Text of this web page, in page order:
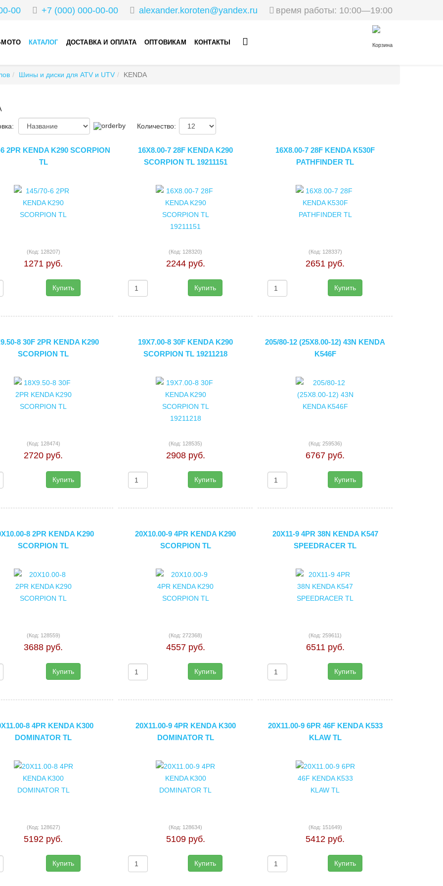
00 +7 (000) 000-00-00 alexander.koroten@yandex.ru время работы: 10:00—19:00
МОТО КАТАЛОГ ДОСТАВКА И ОПЛАТА ОПТОВИКАМ КОНТАКТЫ Корзина
Шины и диски для ATV и UTV KENDA
Количество:
2PR KENDA K290 SCORPION
TL
(Код: 128207)
1271 руб.
Купить
16X8.00-7 28F KENDA K290
SCORPION TL 19211151
(Код: 128320)
2244 руб.
Купить
16X8.00-7 28F KENDA K530F
PATHFINDER TL
(Код: 128337)
2651 руб.
Купить
8 30F 2PR KENDA K290
SCORPION TL
(Код: 128474)
2720 руб.
Купить
19X7.00-8 30F KENDA K290
SCORPION TL 19211218
(Код: 128535)
2908 руб.
Купить
205/80-12 (25X8.00-12) 43N KENDA
K546F
(Код: 259536)
6767 руб.
Купить
8 2PR KENDA K290
SCORPION TL
(Код: 128559)
3688 руб.
Купить
20X10.00-9 4PR KENDA K290
SCORPION TL
(Код:272368)
4557 руб.
Купить
20X11-9 4PR 38N KENDA K547
SPEEDRACER TL
(Код:259611)
6511 руб.
Купить
8 4PR KENDA K300
DOMINATOR TL
(Код: 128627)
5192 руб.
Купить
20X11.00-9 4PR KENDA K300
DOMINATOR TL
(Код: 128634)
5109 руб.
Купить
20X11.00-9 6PR 46F KENDA K533
KLAW TL
(Код: 151649)
5412 руб.
Купить